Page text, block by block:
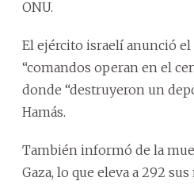
ONU.
El ejército israelí anunció el
“comandos operan en el
donde “destruyeron un
Hamás.
También informó de la
Gaza, lo que eleva a 292